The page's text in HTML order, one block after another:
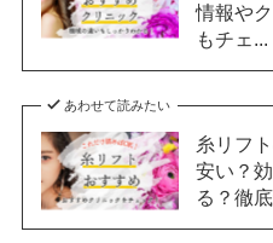
情報や
もチェ...
あわせて読みたい
糸リフ
安い？
る？徹